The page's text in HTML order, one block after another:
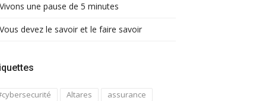
Vivons une pause de 5 minutes
Vous devez le savoir et le faire savoir
Altares assurance